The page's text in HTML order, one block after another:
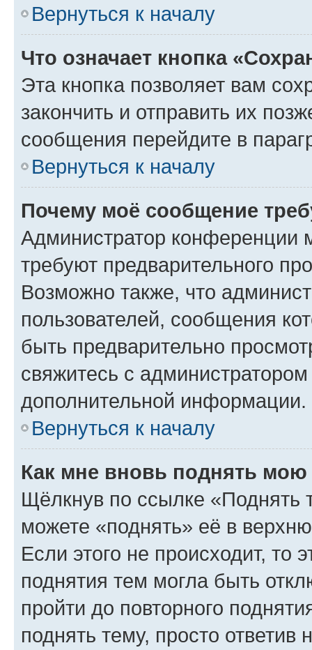
Вернуться к началу
Что означает кнопка
Эта кнопка позволяет вам
закончить и отправить их
сообщения перейдите в
Вернуться к началу
Почему моё сообщение
Администратор конференции
требуют предварительного
Возможно также, что
пользователей, сообщения
быть предварительно
свяжитесь с
дополнительной информации.
Вернуться к началу
Как мне вновь поднять мою
Щёлкнув по ссылке «Поднять
можете «поднять» её в
Если этого не происходит, то
поднятия тем могла быть
пройти до повторного
поднять тему, просто ответив